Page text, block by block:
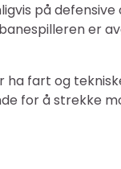
på
er
ha fart og
for å strekke